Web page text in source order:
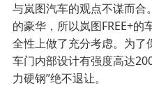
与岚图汽车的观点不谋而合
的豪华，所以岚图FREE+
全性上做了充分考虑。为了
车门内部设计有强度高达
力硬钢”绝不退让。